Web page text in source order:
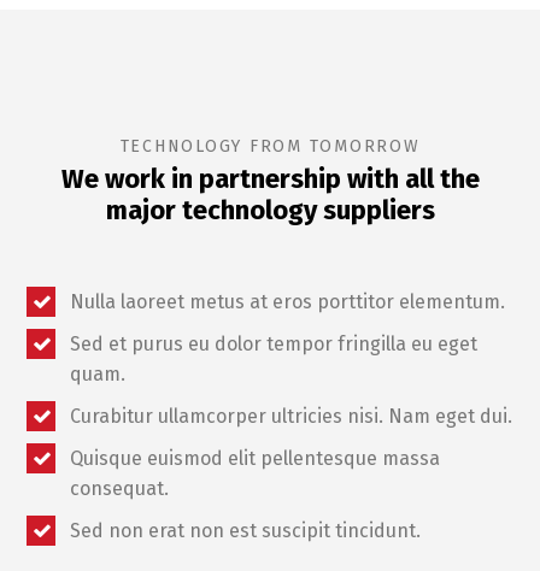
TECHNOLOGY FROM TOMORROW
We work in partnership with all the
major technology suppliers
Nulla laoreet metus at eros porttitor elementum.
Sed et purus eu dolor tempor fringilla eu eget
quam.
Curabitur ullamcorper ultricies nisi. Nam eget dui.
Quisque euismod elit pellentesque massa
consequat.
Sed non erat non est suscipit tincidunt.